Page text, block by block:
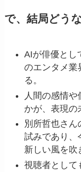
で、結局どう
AIが俳優とし
のエンタメ業
る。
人間の感情
かが、表現の
別所哲也さん
試みであり、
新しい風を吹
視聴者として